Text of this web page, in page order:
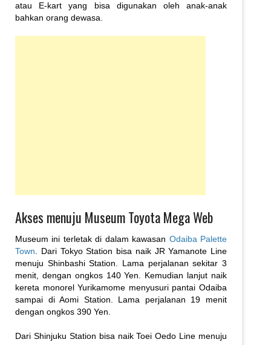
atau E-kart yang bisa digunakan oleh anak-anak
bahkan orang dewasa.
Akses menuju Museum Toyota Mega Web
Museum ini terletak di dalam kawasan Odaiba Palette
Town . Dari Tokyo Station bisa naik JR Yamanote Line
menuju Shinbashi Station. Lama perjalanan sekitar 3
menit, dengan ongkos 140 Yen. Kemudian lanjut naik
kereta monorel Yurikamome menyusuri pantai Odaiba
sampai di Aomi Station. Lama perjalanan 19 menit
dengan ongkos 390 Yen.
Dari Shinjuku Station bisa naik Toei Oedo Line menuju